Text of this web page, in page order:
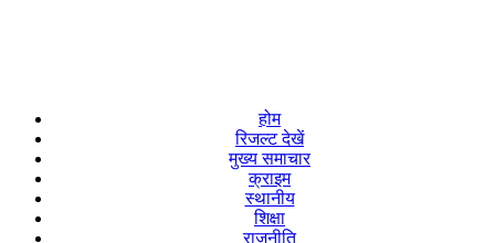
होम
रिजल्ट देखें
मुख्य समाचार
क्राइम
स्थानीय
शिक्षा
राजनीति